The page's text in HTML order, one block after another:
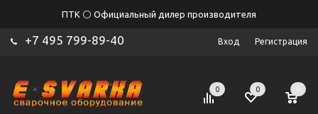
ПТК ⚪ Официальный дилер производителя
+7 495 799-89-40 Вход Регистрация
0 0